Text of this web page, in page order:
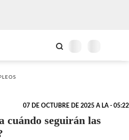
07 DE OCTUBRE DE 2025 A LA - 05:22
cuándo seguirán las